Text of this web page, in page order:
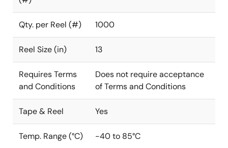
Qty. per Reel (#) 1000
Reel Size (in) 13
Requires Terms
and Conditions
Does not require acceptance
of Terms and Conditions
Tape & Reel Yes
Temp. Range (°C) -40 to 85°C